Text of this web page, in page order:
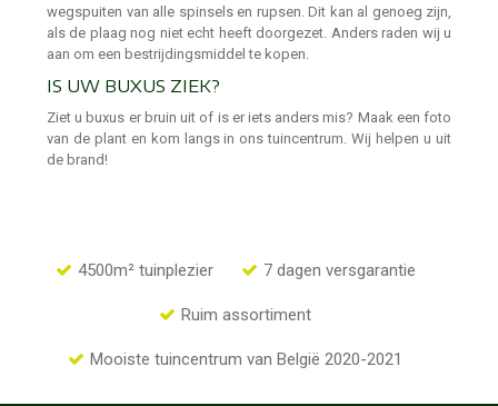
wegspuiten van alle spinsels en rupsen. Dit kan al genoeg zijn,
als de plaag nog niet echt heeft doorgezet. Anders raden wij u
aan om een bestrijdingsmiddel te kopen.
IS UW BUXUS ZIEK?
Ziet u buxus er bruin uit of is er iets anders mis? Maak een foto
van de plant en kom langs in ons tuincentrum. Wij helpen u uit
de brand!
4500m² tuinplezier 7 dagen versgarantie
Ruim assortiment
Mooiste tuincentrum van België 2020-2021